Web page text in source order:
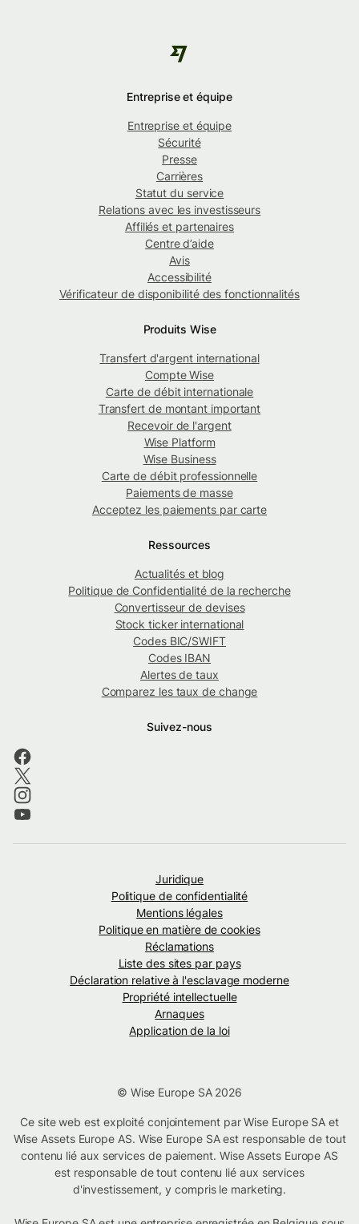
Entreprise et équipe
Entreprise et équipe
Sécurité
Presse
Carrières
Statut du service
Relations avec les investisseurs
Affiliés et partenaires
Centre d’aide
Avis
Accessibilité
Vérificateur de disponibilité des fonctionnalités
Produits Wise
Transfert d'argent international
Compte Wise
Carte de débit internationale
Transfert de montant important
Recevoir de l'argent
Wise Platform
Wise Business
Carte de débit professionnelle
Paiements de masse
Acceptez les paiements par carte
Ressources
Actualités et blog
Politique de Confidentialité de la recherche
Convertisseur de devises
Stock ticker international
Codes BIC/SWIFT
Codes IBAN
Alertes de taux
Comparez les taux de change
Suivez-nous
Juridique
Politique de confidentialité
Mentions légales
Politique en matière de cookies
Réclamations
Liste des sites par pays
Déclaration relative à l'esclavage moderne
Propriété intellectuelle
Arnaques
Application de la loi
© Wise Europe SA 2026
Ce site web est exploité conjointement par Wise Europe SA et
Wise Assets Europe AS. Wise Europe SA est responsable de tout
contenu lié aux services de paiement. Wise Assets Europe AS
est responsable de tout contenu lié aux services
d'investissement, y compris le marketing.